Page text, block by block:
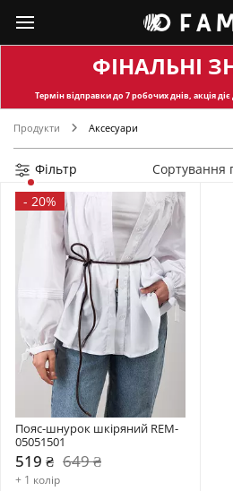
ФІНАЛЬНІ
Термін відправкидо 7 робочих днів, акція
Продукти Аксесуари
Фільтр
Сортування
- 20%
Пояс-шнурок шкіряний REM-
05051501
519 ₴ 649 ₴
+ 1 колір